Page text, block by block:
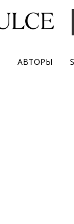
АВТОРЫ